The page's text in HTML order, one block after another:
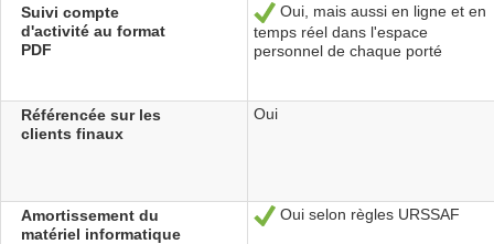
Suivi compte
d'activité au format
PDF
Sí
Oui, mais aussi en ligne et en
temps réel dans l'espace
personnel de chaque porté
Référencée sur les
clients finaux
Oui
Amortissement du
matériel informatique
Sí
Oui selon règles URSSAF